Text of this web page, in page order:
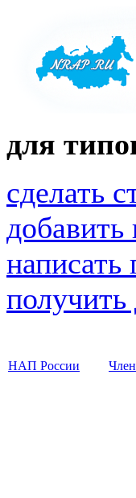
для
сделать
написать
получить
НАП России